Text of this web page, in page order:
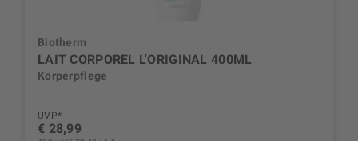
Biotherm
LAIT CORPOREL L'ORIGINAL 400ML
Körperpflege
UVP*
€ 28,99